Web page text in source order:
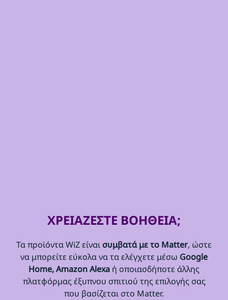
ΧΡΕΙΑΖΕΣΤΕ ΒΟΗΘΕΙΑ;
Τα προϊόντα WiZ είναι συμβατά με το Matter, ώστε
να μπορείτε εύκολα να τα ελέγχετε μέσω Google
Home, Amazon Alexa ή οποιασδήποτε άλλης
πλατφόρμας έξυπνου σπιτιού της επιλογής σας
που βασίζεται στο Matter.